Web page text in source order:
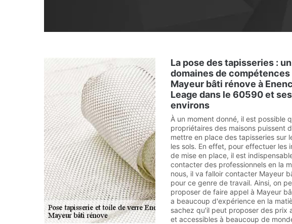
La pose des tapisseries :
domaines de compétences
Mayeur bâti rénove à
Leage dans le 60590 et ses
environs
À un moment donné, il est possible
propriétaires des maisons puissent
mettre en place des tapisseries sur
les sols. En effet, pour effectuer les
de mise en place, il est
contacter des professionnels en la
nous, il va falloir contacter Mayeur
pour ce genre de travail. Ainsi, on
proposer de faire appel à Mayeur
a beaucoup d'expérience en la
sachez qu'il peut proposer des prix
et accessibles à beaucoup de